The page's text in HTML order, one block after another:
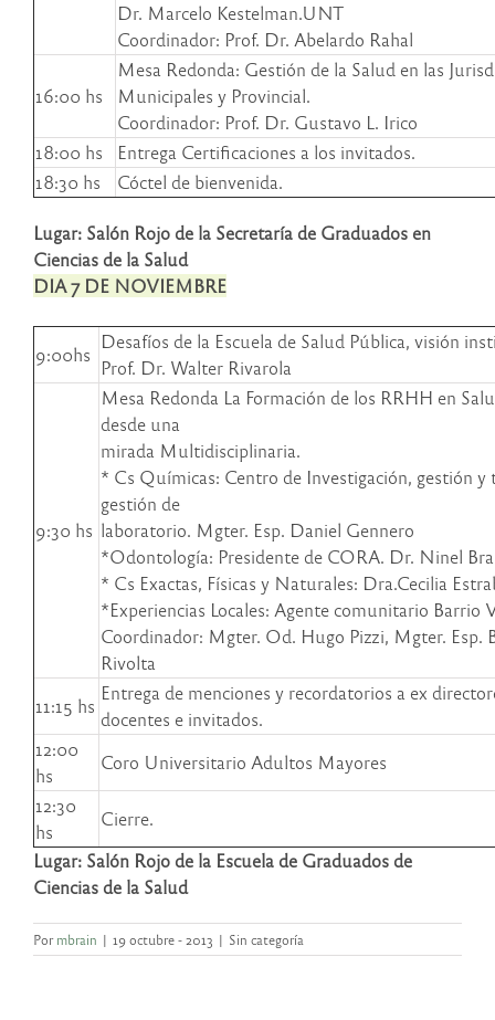
Dr. Marcelo Kestelman.UNT
Coordinador: Prof. Dr. Abelardo Rahal
16:00 hs
Mesa Redonda: Gestión de la Salud en las
Municipales y Provincial.
Coordinador: Prof. Dr. Gustavo L. Irico
18:00 hs
Entrega Certificaciones a los invitados.
18:30 hs
Cóctel de bienvenida.
Lugar: Salón Rojo de la Secretaría de Graduados en
Ciencias de la Salud
DIA 7 DE NOVIEMBRE
9:00hs
Desafíos de la Escuela de Salud Pública, visión
Prof. Dr. Walter Rivarola
9:30 hs
Mesa Redonda La Formación de los RRHH en
desde una
mirada Multidisciplinaria.
* Cs Químicas: Centro de Investigación, gestión y
gestión de
laboratorio. Mgter. Esp. Daniel Gennero
*Odontología: Presidente de CORA. Dr. Ninel
* Cs Exactas, Físicas y Naturales: Dra.Cecilia
*Experiencias Locales: Agente comunitario Barrio
Coordinador: Mgter. Od. Hugo Pizzi, Mgter. Esp.
Rivolta
11:15 hs
Entrega de menciones y recordatorios a ex
docentes e invitados.
12:00
hs
Coro Universitario Adultos Mayores
12:30
hs
Cierre.
Lugar: Salón Rojo de la Escuela de Graduados de
Ciencias de la Salud
Pormbrain | 19 octubre - 2013 | Sin categoría